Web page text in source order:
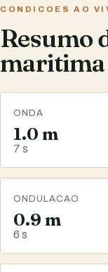
CONDICOES AO
Resumo
maritima
ONDA
1.0 m
7 s
ONDULACAO
0.9 m
6 s